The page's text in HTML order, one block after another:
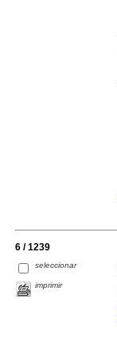
6 / 1239
seleccionar
imprimir